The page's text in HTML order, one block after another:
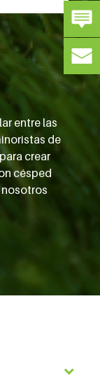
entre las
de
crear
césped